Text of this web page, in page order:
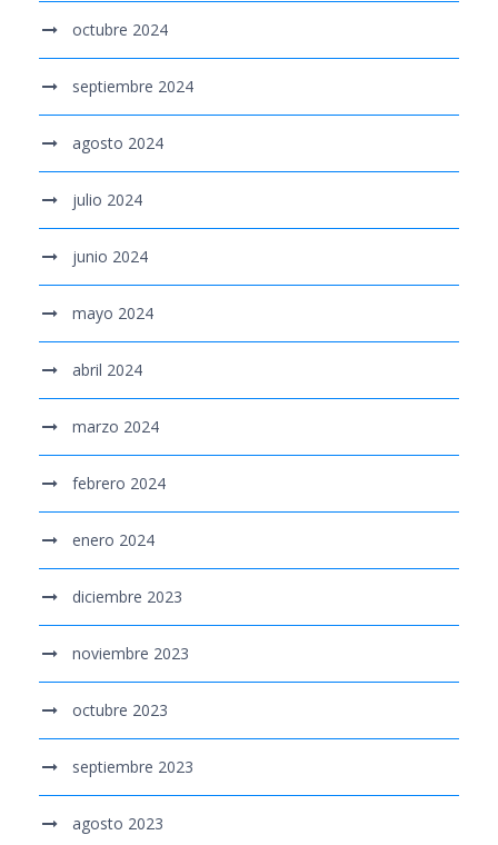
octubre 2024
septiembre 2024
agosto 2024
julio 2024
junio 2024
mayo 2024
abril 2024
marzo 2024
febrero 2024
enero 2024
diciembre 2023
noviembre 2023
octubre 2023
septiembre 2023
agosto 2023